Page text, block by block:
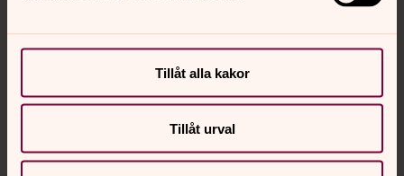
Tillåt alla kakor
Tillåt urval